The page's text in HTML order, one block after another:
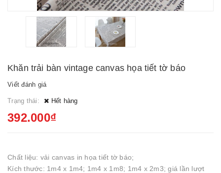
Khăn trải bàn vintage canvas họa tiết tờ báo
Viết đánh giá
Trạng thái: Hết hàng
392.000₫
Chất liệu: vải canvas in họa tiết tờ báo;
Kích thước: 1m4 x 1m4; 1m4 x 1m8; 1m4 x 2m3; giá lần lượt